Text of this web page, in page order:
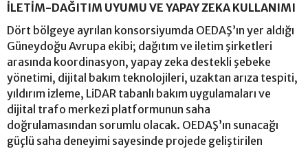
İLETİM-DAĞITIM UYUMU VE YAPAY ZEKA KULLANIMI
Dört bölgeye ayrılan konsorsiyumda OEDAŞ’ın yer aldığı
Güneydoğu Avrupa ekibi; dağıtım ve iletim şirketleri
arasında koordinasyon, yapay zeka destekli şebeke
yönetimi, dijital bakım teknolojileri, uzaktan arıza tespiti,
yıldırım izleme, LiDAR tabanlı bakım uygulamaları ve
dijital trafo merkezi platformunun saha
doğrulamasından sorumlu olacak. OEDAŞ’ın sunacağı
güçlü saha deneyimi sayesinde projede geliştirilen